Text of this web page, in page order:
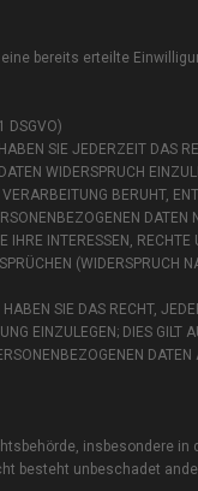
bereits erteilte
SIE JEDERZEIT DAS
WIDERSPRUCH
BERUHT,
DATEN
INTERESSEN, RECHTE
(WIDERSPRUCH
SIE DAS RECHT,
EINZULEGEN; DIES GILT
insbesondere
besteht unbeschadet